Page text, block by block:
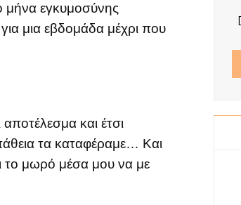
εγκυμοσύνης
μια εβδομάδα μέχρι που
και έτσι
τα καταφέραμε… Και
το μωρό μέσα μου να με